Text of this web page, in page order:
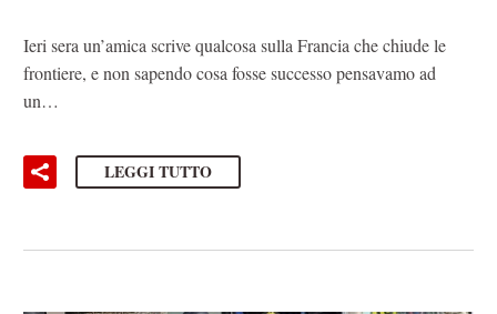
Ieri sera un’amica scrive qualcosa sulla Francia che chiude le
frontiere, e non sapendo cosa fosse successo pensavamo ad
un…
LEGGI TUTTO